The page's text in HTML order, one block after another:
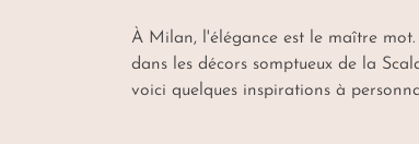
À Milan, l'élégance est le maître
dans les décors somptueux de la
voici quelques inspirations à